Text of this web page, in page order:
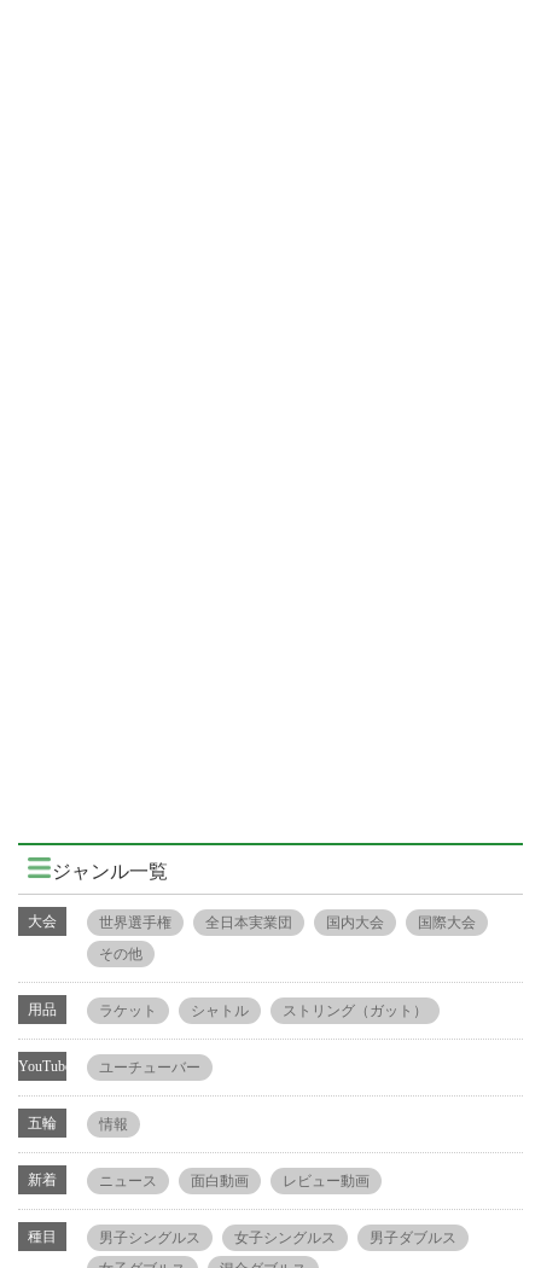
ジャンル一覧
大会 世界選手権 全日本実業団 国内大会
国際大会
その他
用品 ラケット シャトル ストリング（ガット）
YouTube ユーチューバー
五輪 情報
新着 ニュース 面白動画 レビュー動画
種目 男子シングルス 女子シングルス
男子ダブルス